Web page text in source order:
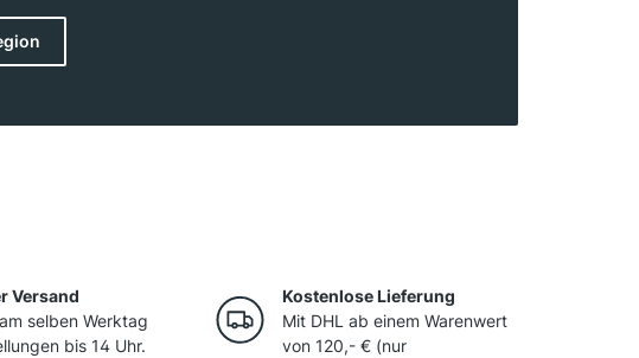
anspruchsvollen Nebbiolo-Traube gewonnen werden.
der spritzige Moscato d’Asti und die fruchtigen Weine aus
Dolcetto haben in der Region ihren festen Platz.
Versand
selben Werktag
bis 14 Uhr.
Kostenlose Lieferung
Mit DHL ab einem Warenwert
von 120,- € (nur